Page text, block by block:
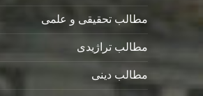
مطالب تحقیقی و علمی
مطالب تراژیدی
مطالب دینی